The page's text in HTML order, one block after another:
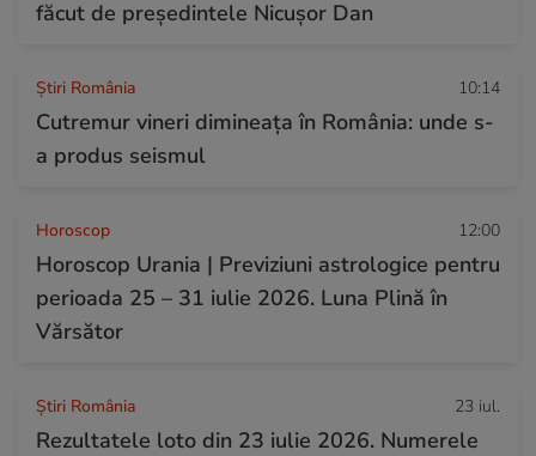
făcut de președintele Nicușor Dan
Știri România 10:14
Cutremur vineri dimineața în România: unde s-
a produs seismul
Horoscop 12:00
Horoscop Urania | Previziuni astrologice pentru
perioada 25 – 31 iulie 2026. Luna Plină în
Vărsător
Știri România 23 iul.
Rezultatele loto din 23 iulie 2026. Numerele